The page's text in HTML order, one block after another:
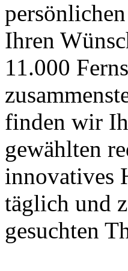
Ihren
11.000
finden wir
gewählten
innovatives
täglich und
gesuchten